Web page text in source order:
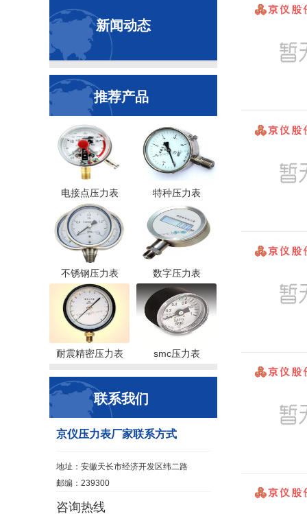
新闻动态
推荐产品
电接点压力表 特种压力表
不锈钢压力表 数字压力表
耐震精密压力表 smc压力表
联系我们
京仪压力表厂家联系方式
地址：安徽天长市经济开发区纬二路
邮编：239300
咨询热线